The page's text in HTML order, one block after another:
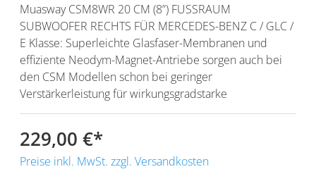
Muasway CSM8WR 20 CM (8”) FUSSRAUM
SUBWOOFER RECHTS FÜR MERCEDES-BENZ C / GLC /
E Klasse: Superleichte Glasfaser-Membranen und
effiziente Neodym-Magnet-Antriebe sorgen auch bei
den CSM Modellen schon bei geringer
Verstärkerleistung für wirkungsgradstarke
229,00 €*
Preise inkl. MwSt. zzgl. Versandkosten